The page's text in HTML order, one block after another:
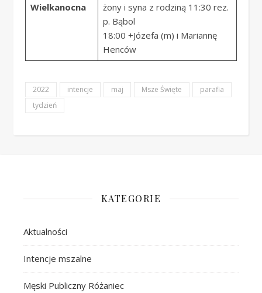
Wielkanocna
żony i syna z rodziną 11:30 rez.
p. Bąbol
18:00 +Józefa (m) i Mariannę
Henców
2022 intencje maj Msze Święte
parafia
tydzień
KATEGORIE
Aktualności
Intencje mszalne
Męski Publiczny Różaniec